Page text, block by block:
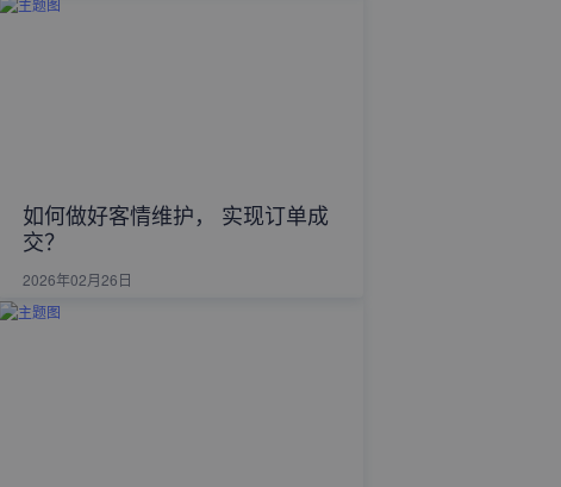
如何做好客情维护， 实现订单成
交？
2026年02月26日